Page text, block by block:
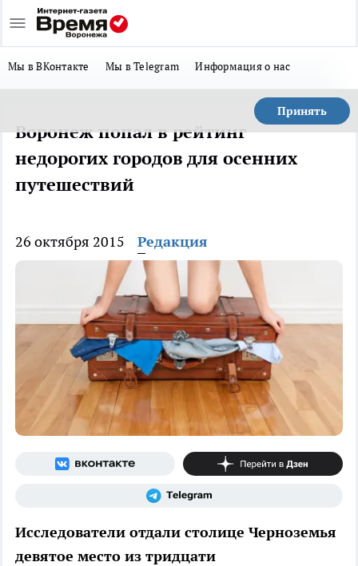
Мы в ВКонтакте Мы в Telegram Информация о нас
Принять
Воронеж попал в рейтинг
недорогих городов для осенних
путешествий
26 октября 2015 Редакция
Исследователи отдали столице Черноземья
девятое место из тридцати